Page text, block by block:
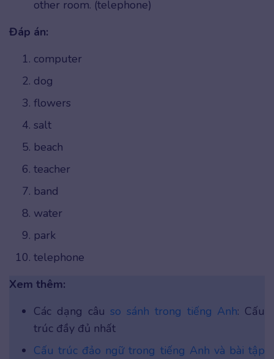
other room. (telephone)
Đáp án:
computer
dog
flowers
salt
beach
teacher
band
water
park
telephone
Xem thêm:
Các dạng câuso sánh trong tiếng Anh: Cấu
trúc đầy đủ nhất
Cấu trúc đảo ngữ trong tiếng Anh và bài tập